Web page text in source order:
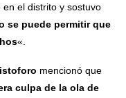
el distrito y sostuvo
se puede permitir que
«.
mencionó que
culpa de la ola de